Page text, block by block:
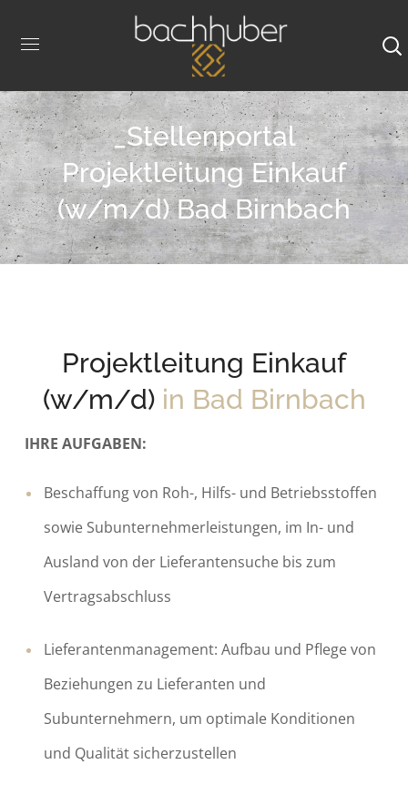
_Stellenportal
Projektleitung Einkauf
(w/m/d) Bad Birnbach
Projektleitung Einkauf
(w/m/d) in Bad Birnbach
IHRE AUFGABEN:
Beschaffung von Roh-, Hilfs- und Betriebsstoffen
sowie Subunternehmerleistungen, im In- und
Ausland von der Lieferantensuche bis zum
Vertragsabschluss
Lieferantenmanagement: Aufbau und Pflege von
Beziehungen zu Lieferanten und
Subunternehmern, um optimale Konditionen
und Qualität sicherzustellen